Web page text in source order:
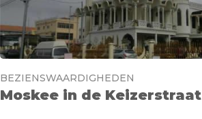
BEZIENSWAARDIGHEDEN
Moskee in de Keizerstraat